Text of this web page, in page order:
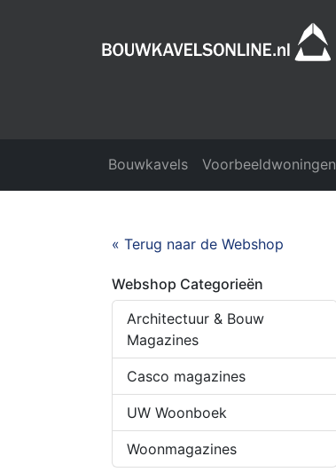
Bouwkavels Voorbeeldwoningen
« Terug naar de Webshop
Webshop Categorieën
Architectuur & Bouw
Magazines
Casco magazines
UW Woonboek
Woonmagazines